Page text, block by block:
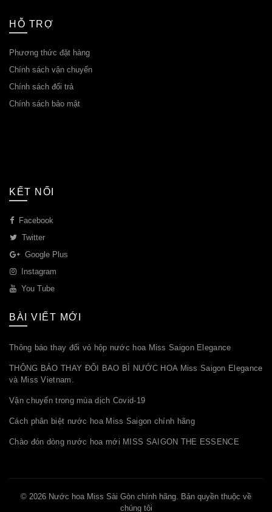
HỖ TRỢ
Phương thức đặt hàng
Chính sách vận chuyển
Chính sách đổi trả
Chính sách bảo mật
KẾT NỐI
Facebook
Twitter
Google Plus
Instagram
You Tube
BÀI VIẾT MỚI
Thông báo thay đổi vỏ hộp nước hoa Miss Saigon Elegance
THÔNG BÁO THAY ĐỔI BAO BÌ NƯỚC HOA Miss Saigon Elegance
và Miss Vietnam.
Vận chuyển trong mùa dịch Covid-19
Cách phân biệt nước hoa Miss Saigon chính hãng
Chào đón dòng nước hoa mới MISS SAIGON THE ESSENCE
© 2026 Nước hoa Miss Sài Gòn chính hãng. Bản quyền thuộc về
chúng tôi